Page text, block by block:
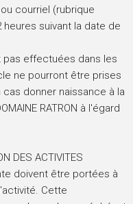
courriel (rubrique
suivant la date de
pas effectuées dans les
ne pourront être prises
donner naissance à la
RATRON à l'égard
DES ACTIVITES
doivent être portées à
Cette